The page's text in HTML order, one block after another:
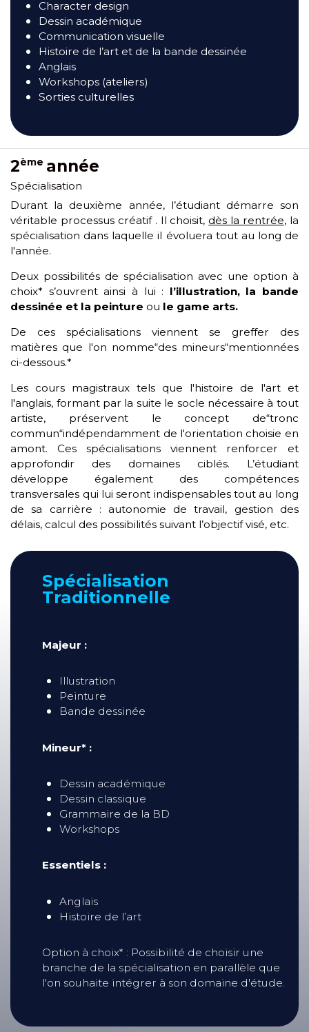
Character design
Dessin académique
Communication visuelle
Histoire de l’art et de la bande dessinée
Anglais
Workshops (ateliers)
Sorties culturelles
2ème année
Spécialisation
Durant la deuxième année, l’étudiant démarre son
véritable processus créatif . Il choisit, dès la rentrée, la
spécialisation dans laquelle il évoluera tout au long de
l'année.
Deux possibilités de spécialisation avec une option à
choix* s’ouvrent ainsi à lui : l’illustration, la bande
dessinée et la peinture ou le game arts.
De ces spécialisations viennent se greffer des
matières que l'on nomme“des mineurs“mentionnées
ci-dessous.*
Les cours magistraux tels que l'histoire de l'art et
l'anglais, formant par la suite le socle nécessaire à tout
artiste, préservent le concept de“tronc
commun“indépendamment de l'orientation choisie en
amont. Ces spécialisations viennent renforcer et
approfondir des domaines ciblés. L’étudiant
développe également des compétences
transversales qui lui seront indispensables tout au long
de sa carrière : autonomie de travail, gestion des
délais, calcul des possibilités suivant l’objectif visé, etc.
Spécialisation
Traditionnelle
Majeur :
Illustration
Peinture
Bande dessinée
Mineur* :
Dessin académique
Dessin classique
Grammaire de la BD
Workshops
Essentiels :
Anglais
Histoire de l’art
Option à choix* : Possibilité de choisir une
branche de la spécialisation en parallèle que
l'on souhaite intégrer à son domaine d'étude.